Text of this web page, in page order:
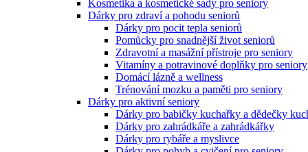
Kosmetika a kosmetické sady pro seniory
Dárky pro zdraví a pohodu seniorů
Dárky pro pocit tepla seniorů
Pomůcky pro snadnější život seniorů
Zdravotní a masážní přístroje pro seniory
Vitamíny a potravinové doplňky pro seniory
Domácí lázně a wellness
Trénování mozku a paměti pro seniory
Dárky pro aktivní seniory
Dárky pro babičky kuchařky a dědečky
Dárky pro zahrádkáře a zahrádkářky
Dárky pro rybáře a myslivce